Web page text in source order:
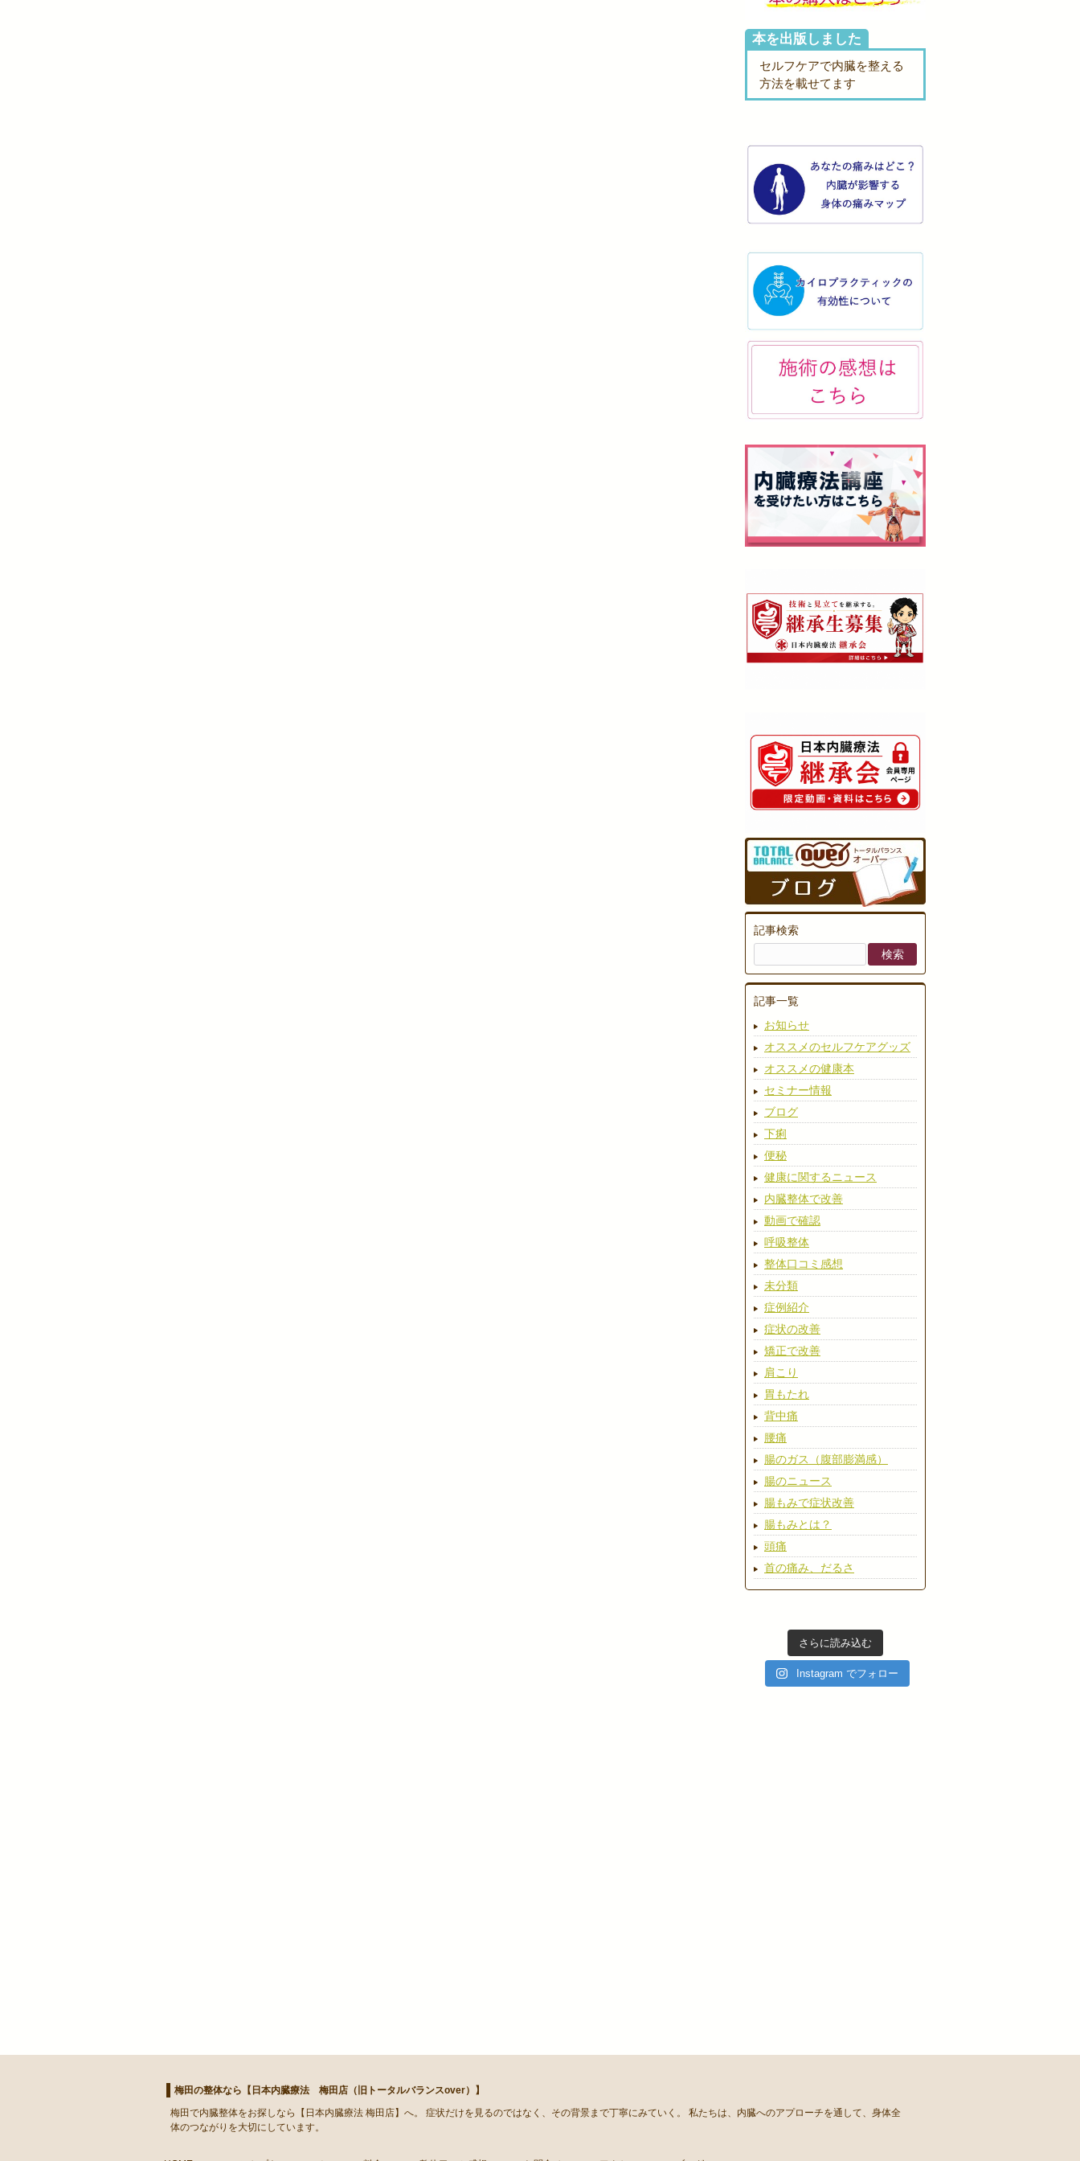
本を出版しました
セルフケアで内臓を整える
方法を載せてます
記事検索
記事一覧
お知らせ
オススメのセルフケアグッズ
オススメの健康本
セミナー情報
ブログ
下痢
便秘
健康に関するニュース
内臓整体で改善
動画で確認
呼吸整体
整体口コミ感想
未分類
症例紹介
症状の改善
矯正で改善
肩こり
胃もたれ
背中痛
腰痛
腸のガス（腹部膨満感）
腸のニュース
腸もみで症状改善
腸もみとは？
頭痛
首の痛み、だるさ
さらに読み込む
Instagram でフォロー
梅田の整体なら【日本内臓療法 梅田店（旧トータルバランスover）】
梅田で内臓整体をお探しなら【日本内臓療法 梅田店】へ。 症状だけを見るのではなく、その背景まで丁寧にみていく。 私たちは、内臓へのアプローチを通して、身体全
体のつながりを大切にしています。